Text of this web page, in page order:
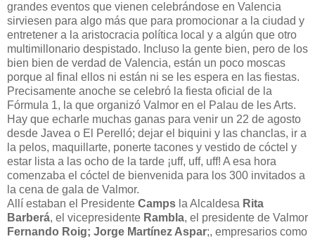
grandes eventos que vienen celebrándose en Valencia
sirviesen para algo más que para promocionar a la ciudad y
entretener a la aristocracia política local y a algún que otro
multimillonario despistado. Incluso la gente bien, pero de los
bien bien de verdad de Valencia, están un poco moscas
porque al final ellos ni están ni se les espera en las fiestas.
Precisamente anoche se celebró la fiesta oficial de la
Fórmula 1, la que organizó Valmor en el Palau de les Arts.
Hay que echarle muchas ganas para venir un 22 de agosto
desde Javea o El Perelló; dejar el biquini y las chanclas, ir a
la pelos, maquillarte, ponerte tacones y vestido de cóctel y
estar lista a las ocho de la tarde ¡uff, uff, uff! A esa hora
comenzaba el cóctel de bienvenida para los 300 invitados a
la cena de gala de Valmor.
Allí estaban el Presidente Camps la Alcaldesa Rita
Barberá, el vicepresidente Rambla, el presidente de Valmor
Fernando Roig; Jorge Martínez Aspar;, empresarios como